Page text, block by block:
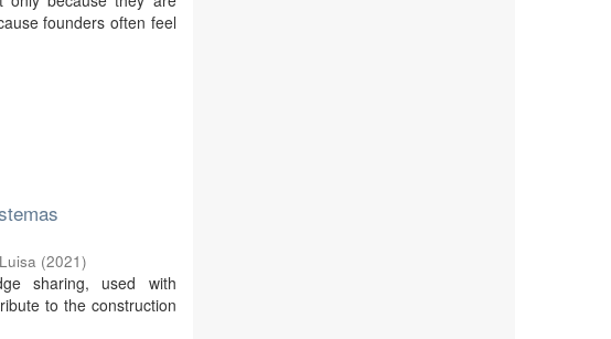
founders often feel
(2021)
sharing, used with
to the construction